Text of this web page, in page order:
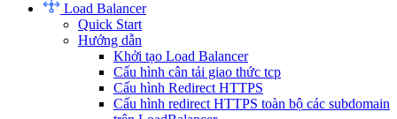
Load Balancer
Quick Start
Hướng dẫn
Khởi tạo Load Balancer
Cấu hình cân tải giao thức tcp
Cấu hình Redirect HTTPS
Cấu hình redirect HTTPS toàn bộ các subdomain